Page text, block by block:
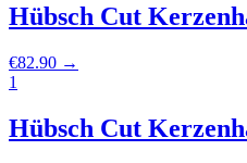
Hübsch Cut
€82.90 →
1
Hübsch Cut